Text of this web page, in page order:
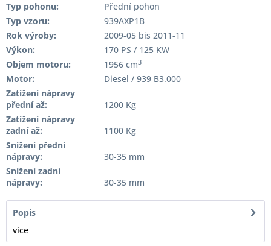
Typ pohonu:
Přední pohon
Typ vzoru:
939AXP1B
Rok výroby:
2009-05 bis 2011-11
Výkon:
170 PS / 125 KW
Objem motoru:
1956 cm3
Motor:
Diesel / 939 B3.000
Zatížení nápravy
přední až:
1200 Kg
Zatížení nápravy
zadní až:
1100 Kg
Snížení přední
nápravy:
30-35 mm
Snížení zadní
nápravy:
30-35 mm
Popis
více